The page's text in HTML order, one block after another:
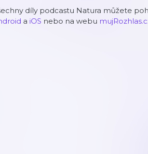
díly podcastu Natura můžete
a iOS nebo na webu